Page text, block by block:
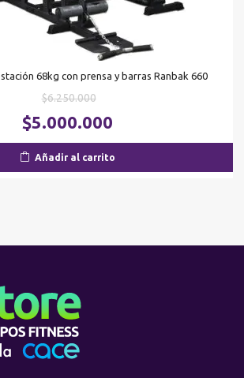
68kg con prensa y barras Ranbak 660
$6.250.000El
precio
original
era:
$6.250.000.
$5.000.000
Añadir al carrito